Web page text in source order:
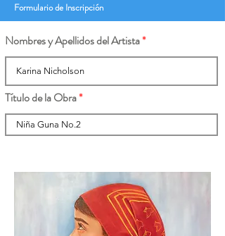
Formulario de Inscripción
Nombres y Apellidos del Artista
Título de la Obra